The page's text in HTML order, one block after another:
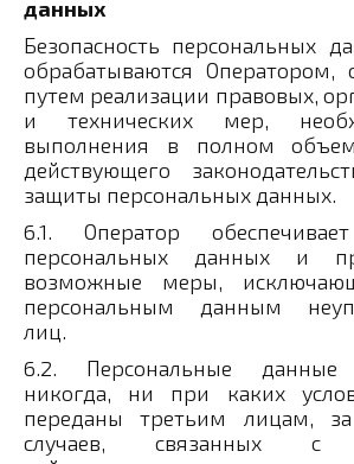
данных
Безопасность персональных
обрабатываются Оператором,
путем реализации правовых,
и технических мер,
выполнения в полном
действующего
защиты персональных данных.
6.1. Оператор
персональных данных и
возможные меры,
персональным данным
лиц.
6.2. Персональные данные
никогда, ни при каких
переданы третьим лицам,
случаев, связанных с